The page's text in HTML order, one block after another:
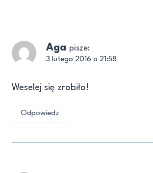
Aga pisze:
3 lutego 2016 o 21:58
Weselej się zrobiło!
Odpowiedz